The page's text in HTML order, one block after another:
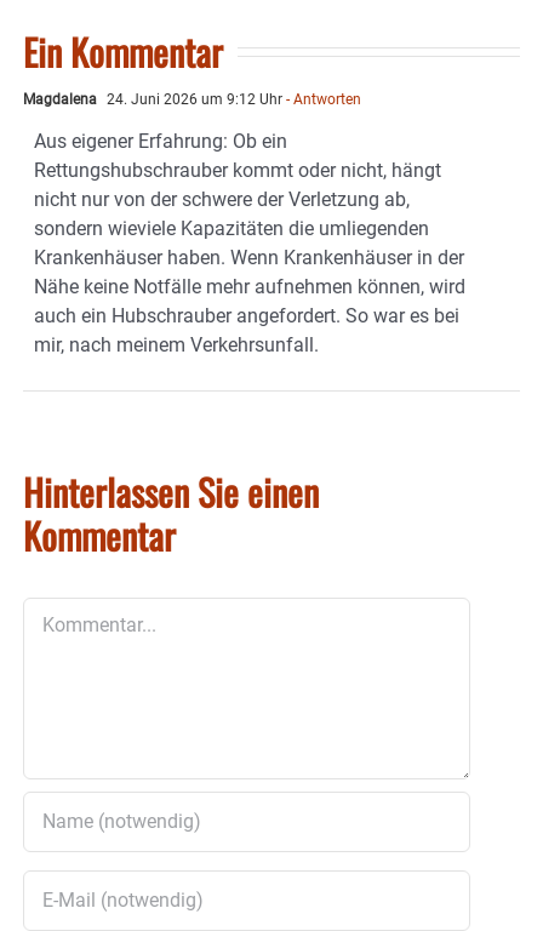
Ein Kommentar
Magdalena 24. Juni 2026 um 9:12 Uhr - Antworten
Aus eigener Erfahrung: Ob ein
Rettungshubschrauber kommt oder nicht, hängt
nicht nur von der schwere der Verletzung ab,
sondern wieviele Kapazitäten die umliegenden
Krankenhäuser haben. Wenn Krankenhäuser in der
Nähe keine Notfälle mehr aufnehmen können, wird
auch ein Hubschrauber angefordert. So war es bei
mir, nach meinem Verkehrsunfall.
Hinterlassen Sie einen
Kommentar